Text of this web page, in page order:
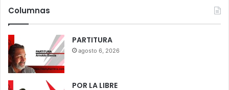
Columnas
PARTITURA
agosto 6, 2026
POR LA LIBRE